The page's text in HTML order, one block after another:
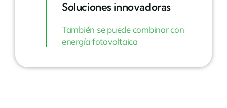
Soluciones innovadoras
También se puede combinar con
energía fotovoltaica